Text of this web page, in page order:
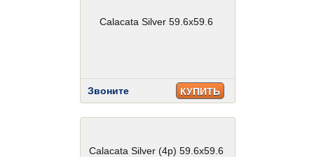
Calacata Silver 59.6x59.6
Звоните КУПИТЬ
Calacata Silver (4p) 59.6x59.6